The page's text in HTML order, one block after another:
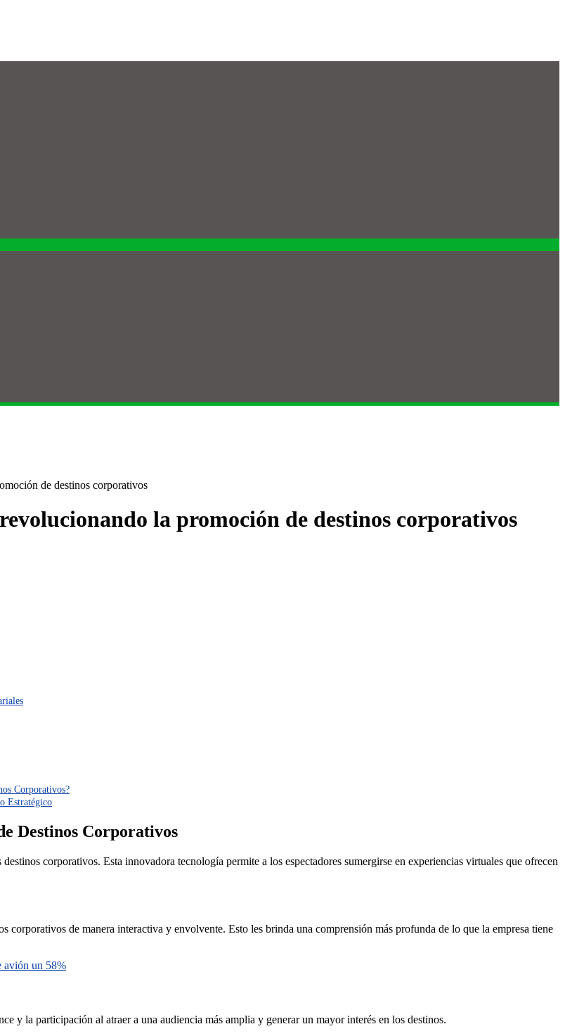
de destinos corporativos
la promoción de destinos corporativos
Corporativos?
Estratégico
Destinos Corporativos
corporativos. Esta innovadora tecnología permite a los espectadores sumergirse en experiencias virtuales que ofrecen
de manera interactiva y envolvente. Esto les brinda una comprensión más profunda de lo que la empresa tiene
avión un 58%
y la participación al atraer a una audiencia más amplia y generar un mayor interés en los destinos.